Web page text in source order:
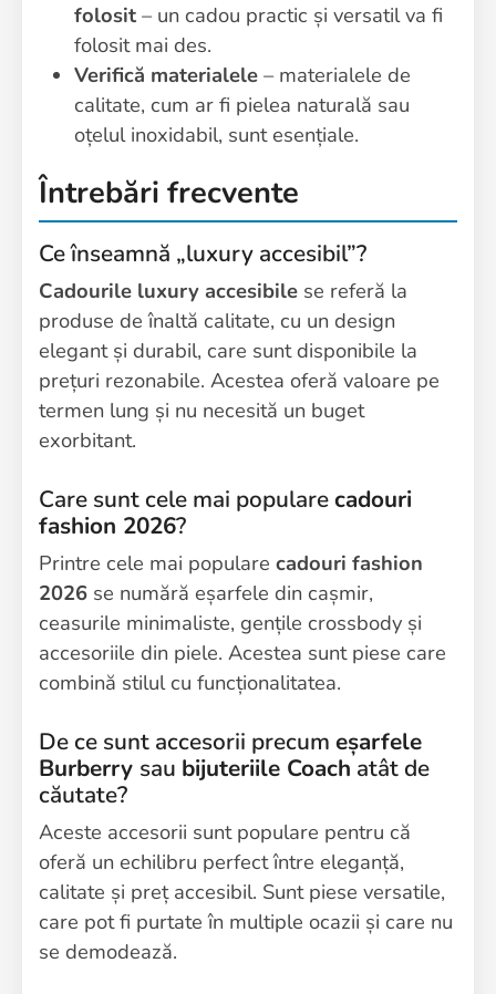
folosit – un cadou practic și versatil va fi
folosit mai des.
Verifică materialele – materialele de
calitate, cum ar fi pielea naturală sau
oțelul inoxidabil, sunt esențiale.
Întrebări frecvente
Ce înseamnă „luxury accesibil”?
Cadourile luxury accesibile se referă la
produse de înaltă calitate, cu un design
elegant și durabil, care sunt disponibile la
prețuri rezonabile. Acestea oferă valoare pe
termen lung și nu necesită un buget
exorbitant.
Care sunt cele mai popularecadouri
fashion 2026?
Printre cele mai populare cadouri fashion
2026 se numără eșarfele din cașmir,
ceasurile minimaliste, gențile crossbody și
accesoriile din piele. Acestea sunt piese care
combină stilul cu funcționalitatea.
De ce sunt accesorii precum eșarfele
Burberry sau bijuteriile Coach atât de
căutate?
Aceste accesorii sunt populare pentru că
oferă un echilibru perfect între eleganță,
calitate și preț accesibil. Sunt piese versatile,
care pot fi purtate în multiple ocazii și care nu
se demodează.